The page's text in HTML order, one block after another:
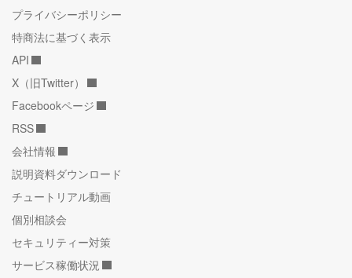
プライバシーポリシー
特商法に基づく表示
API
X（旧Twitter）
Facebookページ
RSS
会社情報
説明資料ダウンロード
チュートリアル動画
個別相談会
セキュリティー対策
サービス稼働状況